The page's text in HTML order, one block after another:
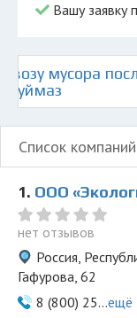
Вашу заявку
мусора
Туймаз
Список
1. ООО
нет отзывов
Россия,
Гафурова, 62
8 (800) 25...ещё